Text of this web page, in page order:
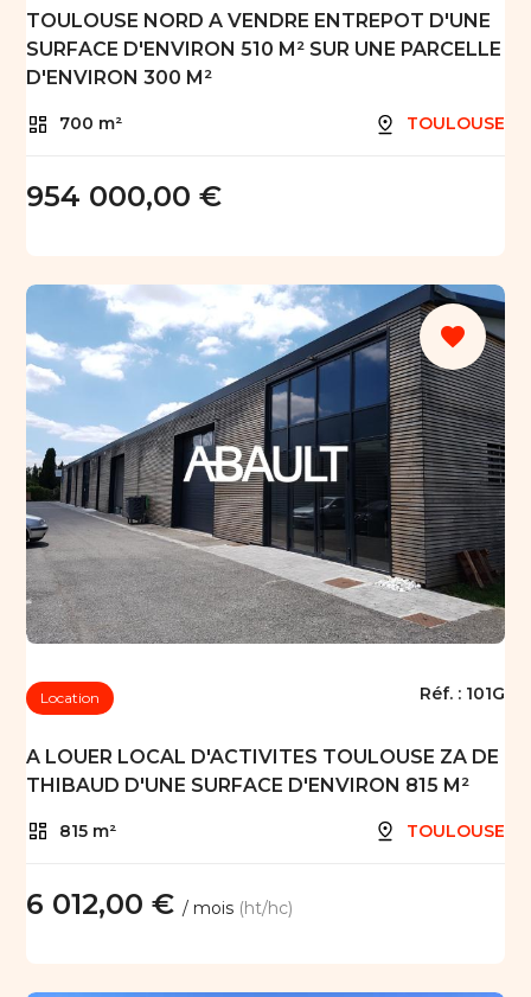
TOULOUSE NORD A VENDRE ENTREPOT D'UNE
SURFACE D'ENVIRON 510 M² SUR UNE PARCELLE
D'ENVIRON 300 M²
700 m² TOULOUSE
954 000,00 €
favorite
Location Réf. : 101G
A LOUER LOCAL D'ACTIVITES TOULOUSE ZA DE
THIBAUD D'UNE SURFACE D'ENVIRON 815 M²
815 m² TOULOUSE
6 012,00 €/ mois (ht/hc)